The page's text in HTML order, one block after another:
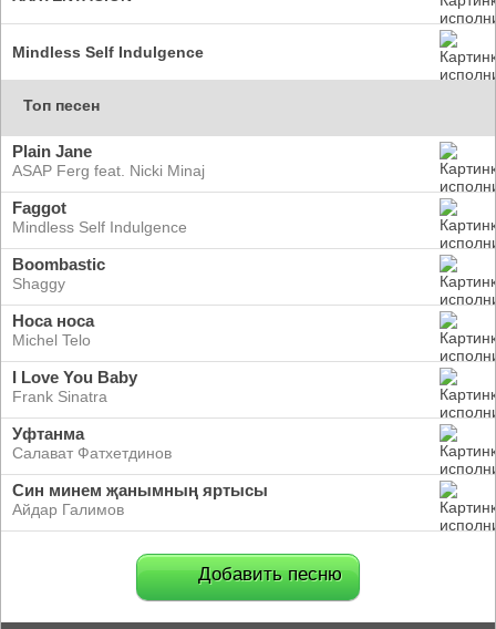
Mindless Self Indulgence
Топ песен
Plain Jane
ASAP Ferg feat. Nicki Minaj
Faggot
Mindless Self Indulgence
Boombastic
Shaggy
Носа носа
Michel Telo
I Love You Baby
Frank Sinatra
Уфтанма
Салават Фатхетдинов
Син минем җанымның яртысы
Айдар Галимов
Добавить песню